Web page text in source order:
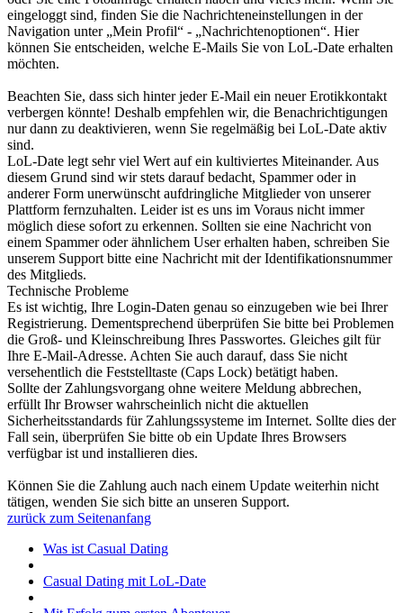
eingeloggt sind, finden Sie die Nachrichteneinstellungen in der
Navigation unter „Mein Profil“ - „Nachrichtenoptionen“. Hier
können Sie entscheiden, welche E-Mails Sie von LoL-Date erhalten
möchten.
Beachten Sie, dass sich hinter jeder E-Mail ein neuer Erotikkontakt
verbergen könnte! Deshalb empfehlen wir, die Benachrichtigungen
nur dann zu deaktivieren, wenn Sie regelmäßig bei LoL-Date aktiv
sind.
LoL-Date legt sehr viel Wert auf ein kultiviertes Miteinander. Aus
diesem Grund sind wir stets darauf bedacht, Spammer oder in
anderer Form unerwünscht aufdringliche Mitglieder von unserer
Plattform fernzuhalten. Leider ist es uns im Voraus nicht immer
möglich diese sofort zu erkennen. Sollten sie eine Nachricht von
einem Spammer oder ähnlichem User erhalten haben, schreiben Sie
unserem Support bitte eine Nachricht mit der Identifikationsnummer
des Mitglieds.
Technische Probleme
Es ist wichtig, Ihre Login-Daten genau so einzugeben wie bei Ihrer
Registrierung. Dementsprechend überprüfen Sie bitte bei Problemen
die Groß- und Kleinschreibung Ihres Passwortes. Gleiches gilt für
Ihre E-Mail-Adresse. Achten Sie auch darauf, dass Sie nicht
versehentlich die Feststelltaste (Caps Lock) betätigt haben.
Sollte der Zahlungsvorgang ohne weitere Meldung abbrechen,
erfüllt Ihr Browser wahrscheinlich nicht die aktuellen
Sicherheitsstandards für Zahlungssysteme im Internet. Sollte dies der
Fall sein, überprüfen Sie bitte ob ein Update Ihres Browsers
verfügbar ist und installieren dies.
Können Sie die Zahlung auch nach einem Update weiterhin nicht
tätigen, wenden Sie sich bitte an unseren Support.
zurück zum Seitenanfang
Was ist Casual Dating
Casual Dating mit LoL-Date